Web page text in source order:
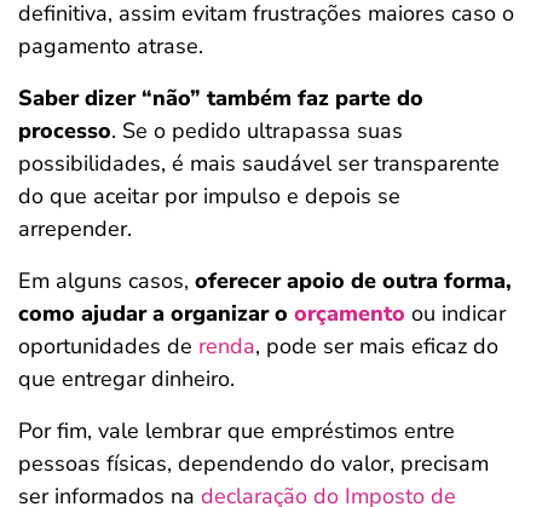
definitiva, assim evitam frustrações maiores caso o
pagamento atrase.
Saber dizer “não” também faz parte do
processo. Se o pedido ultrapassa suas
possibilidades, é mais saudável ser transparente
do que aceitar por impulso e depois se
arrepender.
Em alguns casos, oferecer apoio de outra forma,
como ajudar a organizar o orçamento ou indicar
oportunidades de renda, pode ser mais eficaz do
que entregar dinheiro.
Por fim, vale lembrar que empréstimos entre
pessoas físicas, dependendo do valor, precisam
ser informados na declaração do Imposto de